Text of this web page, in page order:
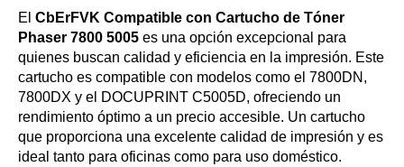
El CbErFVK Compatible con Cartucho de Tóner
Phaser 7800 5005 es una opción excepcional para
quienes buscan calidad y eficiencia en la impresión. Este
cartucho es compatible con modelos como el 7800DN,
7800DX y el DOCUPRINT C5005D, ofreciendo un
rendimiento óptimo a un precio accesible. Un cartucho
que proporciona una excelente calidad de impresión y es
ideal tanto para oficinas como para uso doméstico.